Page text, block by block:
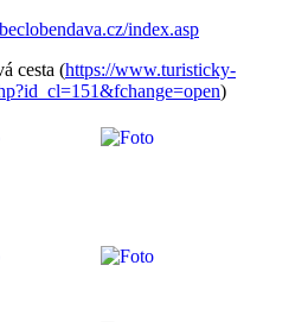
index.asp
cesta (https://www.turisticky-
)